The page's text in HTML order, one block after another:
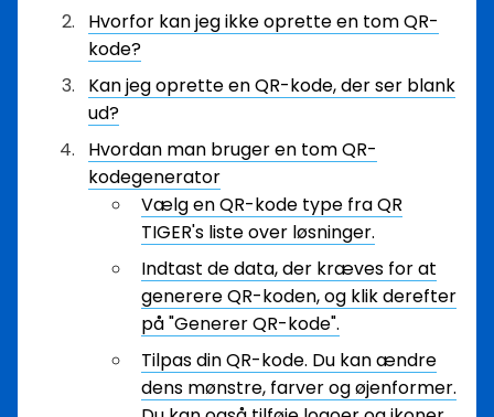
Hvorfor kan jeg ikke oprette en tom QR-
kode?
Kan jeg oprette en QR-kode, der ser blank
ud?
Hvordan man bruger en tom QR-
kodegenerator
Vælg en QR-kode type fra QR
TIGER's liste over løsninger.
Indtast de data, der kræves for at
generere QR-koden, og klik derefter
på "Generer QR-kode".
Tilpas din QR-kode. Du kan ændre
dens mønstre, farver og øjenformer.